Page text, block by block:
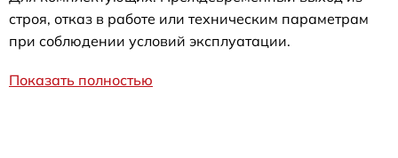
строя, отказ в работе или техническим параметрам
при соблюдении условий эксплуатации.
Показать полностью